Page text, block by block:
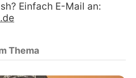
Einfach E-Mail an:
Thema